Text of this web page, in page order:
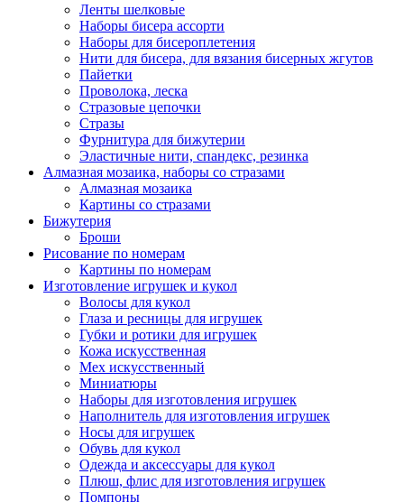
Ленты шелковые
Наборы бисера ассорти
Наборы для бисероплетения
Нити для бисера, для вязания бисерных жгутов
Пайетки
Проволока, леска
Стразовые цепочки
Стразы
Фурнитура для бижутерии
Эластичные нити, спандекс, резинка
Алмазная мозаика, наборы со стразами
Алмазная мозаика
Картины co стразами
Бижутерия
Броши
Рисование по номерам
Картины по номерам
Изготовление игрушек и кукол
Волосы для кукол
Глаза и ресницы для игрушек
Губки и ротики для игрушек
Кожа искусственная
Мех искусственный
Миниатюры
Наборы для изготовления игрушек
Наполнитель для изготовления игрушек
Носы для игрушек
Обувь для кукол
Одежда и аксессуары для кукол
Плюш, флис для изготовления игрушек
Помпоны